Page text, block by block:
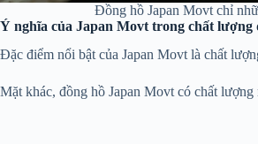
Đồng hồ Japan Movt chỉ
Ý nghĩa của Japan Movt trong chất lượng
Đặc điểm nổi bật của Japan Movt là chất
Mặt khác, đồng hồ Japan Movt có chất